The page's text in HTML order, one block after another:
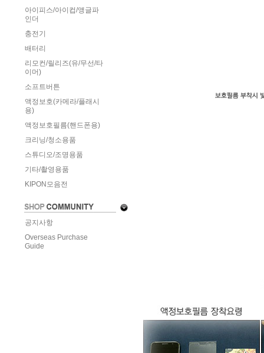
아이피스/아이컵/앵글파
인더
충전기
배터리
리모컨/릴리즈(유/무선/타
이머)
소프트버튼
액정보호(카메라/플래시
용)
액정보호필름(핸드폰용)
크리닝/청소용품
스튜디오/조명용품
기타/촬영용품
KIPON모음전
공지사항
Overseas Purchase
Guide